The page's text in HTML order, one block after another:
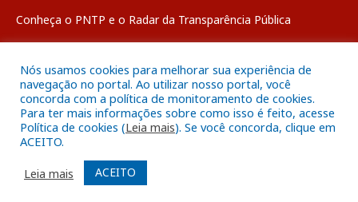
Conheça o PNTP e o Radar da Transparência Pública
Todos os direitos reservados a Câmara Municipal de Breves
Mapa do Site
Acessar o Webmail
Nós usamos cookies para melhorar sua experiência de
navegação no portal. Ao utilizar nosso portal, você
concorda com a política de monitoramento de cookies.
Para ter mais informações sobre como isso é feito, acesse
Política de cookies (Leia mais). Se você concorda, clique em
ACEITO.
Leia mais
ACEITO